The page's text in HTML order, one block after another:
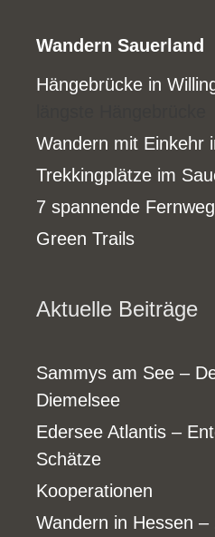
Wandern Sauerland
Hängebrücke in
Wandern mit Einkehr
Trekkingplätze im
7 spannende
Green Trails
Aktuelle Beiträge
Sammys am See –
Diemelsee
Edersee Atlantis –
Schätze
Kooperationen
Wandern in Hessen